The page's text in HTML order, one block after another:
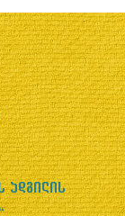
ადგილის